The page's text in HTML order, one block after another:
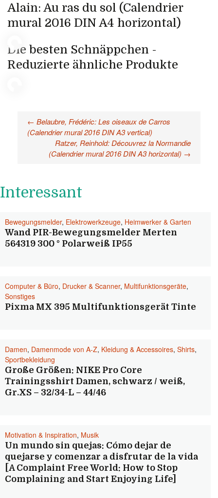
Alain: Au ras du sol (Calendrier
mural 2016 DIN A4 horizontal)
Die besten Schnäppchen -
Reduzierte ähnliche Produkte
Beitragsnavigation
← Belaubre, Frédéric: Les oiseaux de Carros
(Calendrier mural 2016 DIN A3 vertical)
Ratzer, Reinhold: Découvrez la Normandie
(Calendrier mural 2016 DIN A3 horizontal) →
Interessant
Bewegungsmelder, Elektrowerkzeuge, Heimwerker & Garten
Wand PIR-Bewegungsmelder Merten
564319 300 ° Polarweiß IP55
Computer & Büro, Drucker & Scanner, Multifunktionsgeräte,
Sonstiges
Pixma MX 395 Multifunktionsgerät Tinte
Damen, Damenmode von A-Z, Kleidung & Accessoires, Shirts,
Sportbekleidung
Große Größen: NIKE Pro Core
Trainingsshirt Damen, schwarz / weiß,
Gr.XS – 32/34-L – 44/46
Motivation & Inspiration, Musik
Un mundo sin quejas: Cómo dejar de
quejarse y comenzar a disfrutar de la vida
[A Complaint Free World: How to Stop
Complaining and Start Enjoying Life]